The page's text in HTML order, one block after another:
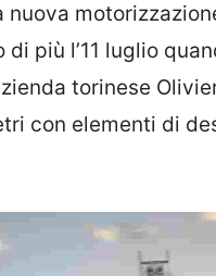
nuova
più l’11 luglio
torinese
con elementi di